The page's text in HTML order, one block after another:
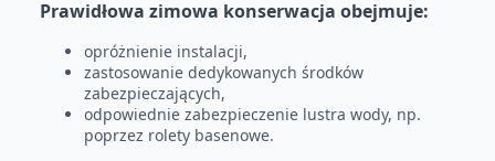
Prawidłowa zimowa konserwacja obejmuje:
opróżnienie instalacji,
zastosowanie dedykowanych środków
zabezpieczających,
odpowiednie zabezpieczenie lustra wody, np.
poprzez rolety basenowe.